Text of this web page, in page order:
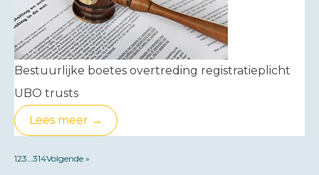
Bestuurlijke boetes overtreding registratieplicht
UBO trusts
Lees meer →
123 314Volgende »